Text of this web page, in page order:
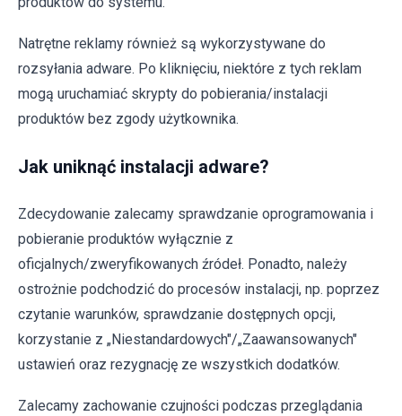
Natrętne reklamy również są wykorzystywane do
rozsyłania adware. Po kliknięciu, niektóre z tych reklam
mogą uruchamiać skrypty do pobierania/instalacji
produktów bez zgody użytkownika.
Jak uniknąć instalacji adware?
Zdecydowanie zalecamy sprawdzanie oprogramowania i
pobieranie produktów wyłącznie z
oficjalnych/zweryfikowanych źródeł. Ponadto, należy
ostrożnie podchodzić do procesów instalacji, np. poprzez
czytanie warunków, sprawdzanie dostępnych opcji,
korzystanie z „Niestandardowych"/„Zaawansowanych"
ustawień oraz rezygnację ze wszystkich dodatków.
Zalecamy zachowanie czujności podczas przeglądania